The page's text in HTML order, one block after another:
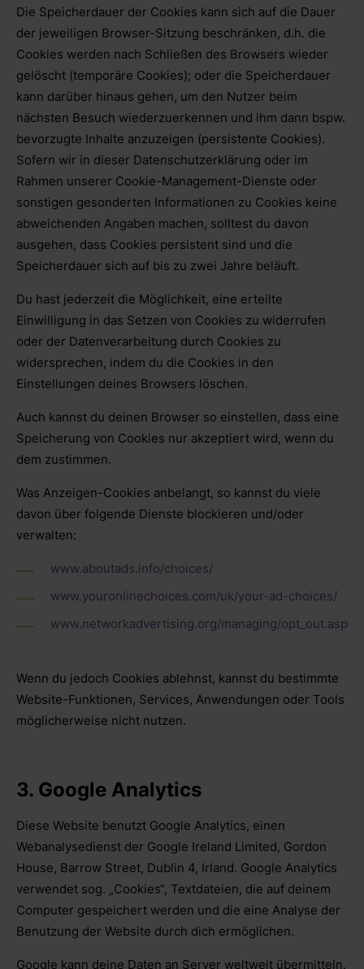
Die Speicherdauer der Cookies kann sich auf die Dauer
der jeweiligen Browser-Sitzung beschränken, d.h. die
Cookies werden nach Schließen des Browsers wieder
gelöscht (temporäre Cookies); oder die Speicherdauer
kann darüber hinaus gehen, um den Nutzer beim
nächsten Besuch wiederzuerkennen und ihm dann bspw.
bevorzugte Inhalte anzuzeigen (persistente Cookies).
Sofern wir in dieser Datenschutzerklärung oder im
Rahmen unserer Cookie-Management-Dienste oder
sonstigen gesonderten Informationen zu Cookies keine
abweichenden Angaben machen, solltest du davon
ausgehen, dass Cookies persistent sind und die
Speicherdauer sich auf bis zu zwei Jahre beläuft.
Du hast jederzeit die Möglichkeit, eine erteilte
Einwilligung in das Setzen von Cookies zu widerrufen
oder der Datenverarbeitung durch Cookies zu
widersprechen, indem du die Cookies in den
Einstellungen deines Browsers löschen.
Auch kannst du deinen Browser so einstellen, dass eine
Speicherung von Cookies nur akzeptiert wird, wenn du
dem zustimmen.
Was Anzeigen-Cookies anbelangt, so kannst du viele
davon über folgende Dienste blockieren und/oder
verwalten:
www.aboutads.info/choices/
www.youronlinechoices.com/uk/your-ad-choices/
www.networkadvertising.org/managing/opt_out.asp
Wenn du jedoch Cookies ablehnst, kannst du bestimmte
Website-Funktionen, Services, Anwendungen oder Tools
möglicherweise nicht nutzen.
3. Google Analytics
Diese Website benutzt Google Analytics, einen
Webanalysedienst der Google Ireland Limited, Gordon
House, Barrow Street, Dublin 4, Irland. Google Analytics
verwendet sog. „Cookies“, Textdateien, die auf deinem
Computer gespeichert werden und die eine Analyse der
Benutzung der Website durch dich ermöglichen.
Google kann deine Daten an Server weltweit übermitteln.